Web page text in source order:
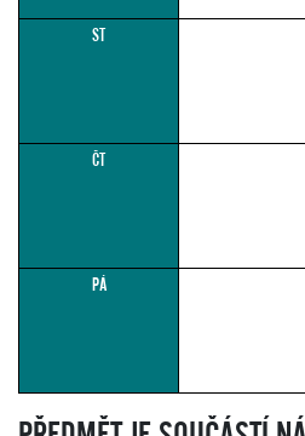
ST
ČT
PÁ